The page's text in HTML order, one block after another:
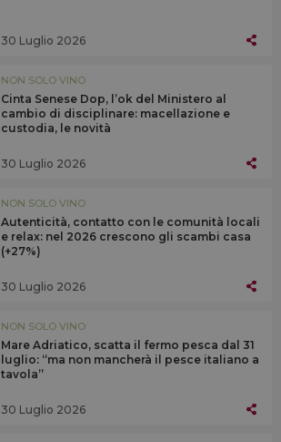
30 Luglio 2026
NON SOLO VINO
Cinta Senese Dop, l’ok del Ministero al
cambio di disciplinare: macellazione e
custodia, le novità
30 Luglio 2026
NON SOLO VINO
Autenticità, contatto con le comunità locali
e relax: nel 2026 crescono gli scambi casa
(+27%)
30 Luglio 2026
NON SOLO VINO
Mare Adriatico, scatta il fermo pesca dal 31
luglio: “ma non mancherà il pesce italiano a
tavola”
30 Luglio 2026